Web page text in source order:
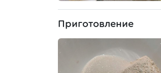
Приготовление